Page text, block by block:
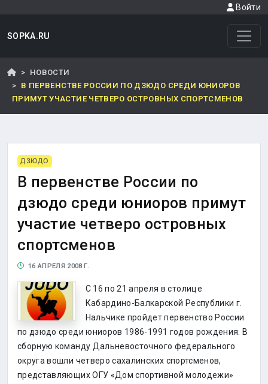
Войти
SOPKA.RU
НОВОСТИ
В ПЕРВЕНСТВЕ РОССИИ ПО ДЗЮДО СРЕДИ ЮНИОРОВ
ПРИМУТ УЧАСТИЕ ЧЕТВЕРО ОСТРОВНЫХ СПОРТСМЕНОВ
ДЗЮДО
В первенстве России по
дзюдо среди юниоров примут
участие четверо островных
спортсменов
16 АПРЕЛЯ 2008 Г.
С 16 по 21 апреля в столице
Кабардино-Балкарской Республики г.
Нальчике пройдет первенство России
по дзюдо среди юниоров 1986-1991 годов рождения. В
сборную команду Дальневосточного федерального
округа вошли четверо сахалинских спортсменов,
представляющих ОГУ «Дом спортивной молодежи»